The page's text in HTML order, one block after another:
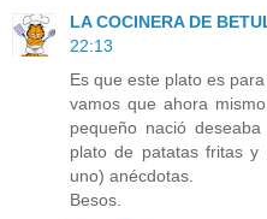
LA COCINERA DE
22:13
Es que este plato es
vamos que ahora
pequeño nació
plato de patatas fritas y
uno) anécdotas.
Besos.